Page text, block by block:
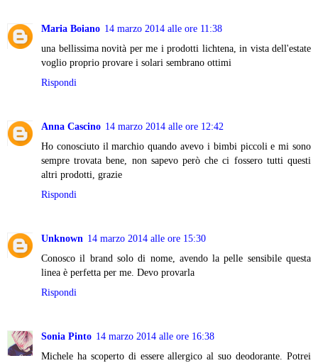
Maria Boiano 14 marzo 2014 alle ore 11:38
una bellissima novità per me i prodotti lichtena, in vista dell'estate
voglio proprio provare i solari sembrano ottimi
Rispondi
Anna Cascino 14 marzo 2014 alle ore 12:42
Ho conosciuto il marchio quando avevo i bimbi piccoli e mi sono
sempre trovata bene, non sapevo però che ci fossero tutti questi
altri prodotti, grazie
Rispondi
Unknown 14 marzo 2014 alle ore 15:30
Conosco il brand solo di nome, avendo la pelle sensibile questa
linea è perfetta per me. Devo provarla
Rispondi
Sonia Pinto 14 marzo 2014 alle ore 16:38
Michele ha scoperto di essere allergico al suo deodorante. Potrei